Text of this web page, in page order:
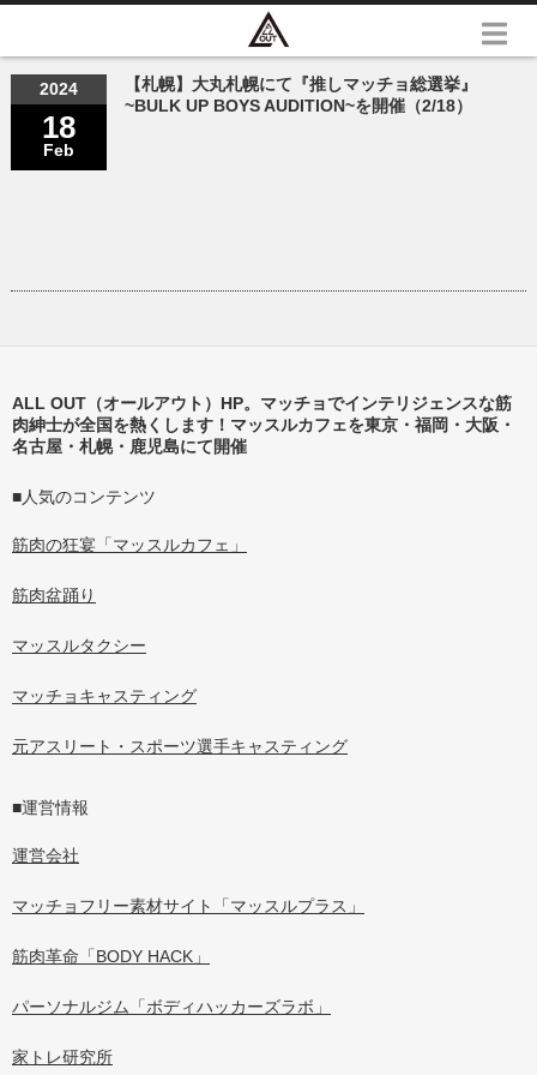
2024
18
Feb
【札幌】大丸札幌にて『推しマッチョ総選挙』
~BULK UP BOYS AUDITION~を開催（2/18）
ALL OUT（オールアウト）HP。マッチョでインテリジェンスな筋
肉紳士が全国を熱くします！マッスルカフェを東京・福岡・大阪・
名古屋・札幌・鹿児島にて開催
■人気のコンテンツ
筋肉の狂宴「マッスルカフェ」
筋肉盆踊り
マッスルタクシー
マッチョキャスティング
元アスリート・スポーツ選手キャスティング
■運営情報
運営会社
マッチョフリー素材サイト「マッスルプラス」
筋肉革命「BODY HACK」
パーソナルジム「ボディハッカーズラボ」
家トレ研究所